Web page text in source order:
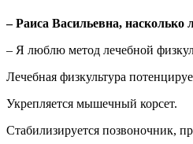
– Раиса Васильевна, насколько
– Я люблю метод лечебной
Лечебная физкультура
Укрепляется мышечный корсет.
Стабилизируется позвоночник,